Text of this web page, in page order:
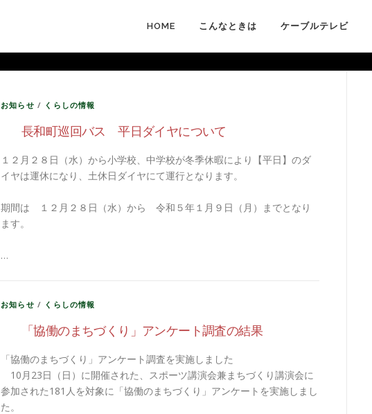
HOME こんなときは ケーブルテレビ
お知らせ / くらしの情報
長和町巡回バス 平日ダイヤについて
１２月２８日（水）から小学校、中学校が冬季休暇により【平日】のダ
イヤは運休になり、土休日ダイヤにて運行となります。
期間は １２月２８日（水）から 令和５年１月９日（月）までとなり
ます。
…
お知らせ / くらしの情報
「協働のまちづくり」アンケート調査の結果
「協働のまちづくり」アンケート調査を実施しました
10月23日（日）に開催された、スポーツ講演会兼まちづくり講演会に
参加された181人を対象に「協働のまちづくり」アンケートを実施しまし
た。